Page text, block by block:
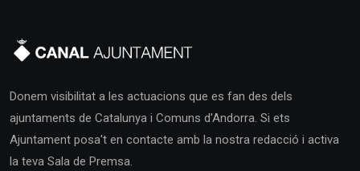
Donem visibilitat a les actuacions que es fan des dels
ajuntaments de Catalunya i Comuns d'Andorra. Si ets
Ajuntament posa't en contacte amb la nostra redacció i activa
la teva Sala de Premsa.